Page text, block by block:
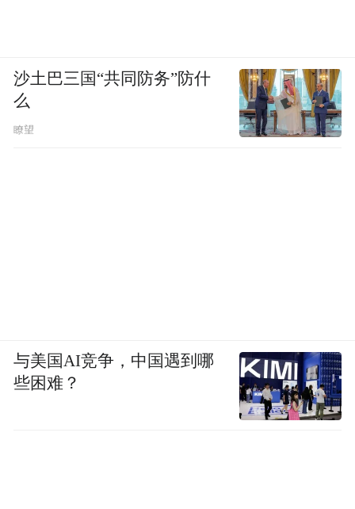
沙土巴三国“共同防务”防什
么
瞭望
与美国AI竞争，中国遇到哪
些困难？